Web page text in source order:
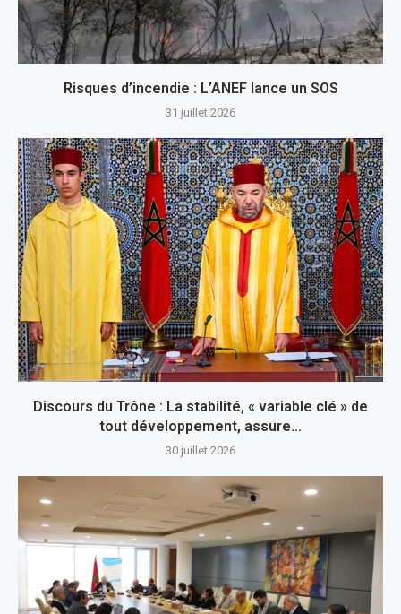
Risques d’incendie : L’ANEF lance un SOS
31 juillet 2026
Discours du Trône : La stabilité, « variable clé » de
tout développement, assure...
30 juillet 2026